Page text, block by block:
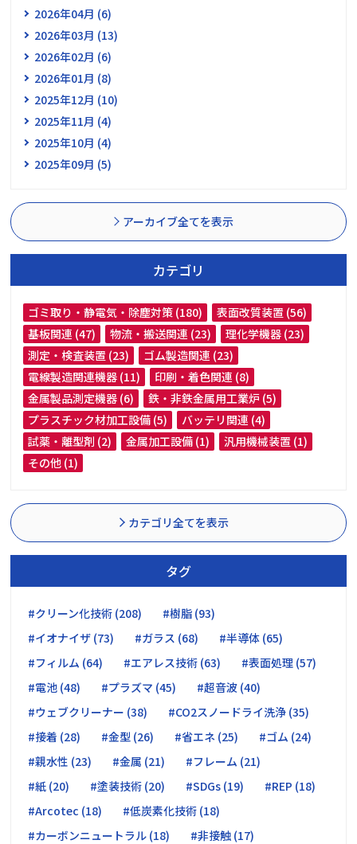
2026年04月 (6)
2026年03月 (13)
2026年02月 (6)
2026年01月 (8)
2025年12月 (10)
2025年11月 (4)
2025年10月 (4)
2025年09月 (5)
アーカイブ全てを表示
カテゴリ
ゴミ取り・静電気・除塵対策 (180)
表面改質装置 (56)
基板関連 (47)
物流・搬送関連 (23)
理化学機器 (23)
測定・検査装置 (23)
ゴム製造関連 (23)
電線製造関連機器 (11)
印刷・着色関連 (8)
金属製品測定機器 (6)
鉄・非鉄金属用工業炉 (5)
プラスチック材加工設備 (5)
バッテリ関連 (4)
試薬・離型剤 (2)
金属加工設備 (1)
汎用機械装置 (1)
その他 (1)
カテゴリ全てを表示
タグ
#クリーン化技術 (208)
#樹脂 (93)
#イオナイザ (73)
#ガラス (68)
#半導体 (65)
#フィルム (64)
#エアレス技術 (63)
#表面処理 (57)
#電池 (48)
#プラズマ (45)
#超音波 (40)
#ウェブクリーナー (38)
#CO2スノードライ洗浄 (35)
#接着 (28)
#金型 (26) #省エネ (25)
#ゴム (24)
#親水性 (23)
#金属 (21)
#フレーム (21)
#紙 (20)
#塗装技術 (20) #SDGs (19)
#REP (18)
#Arcotec (18)
#低炭素化技術 (18)
#カーボンニュートラル (18)
#非接触 (17)